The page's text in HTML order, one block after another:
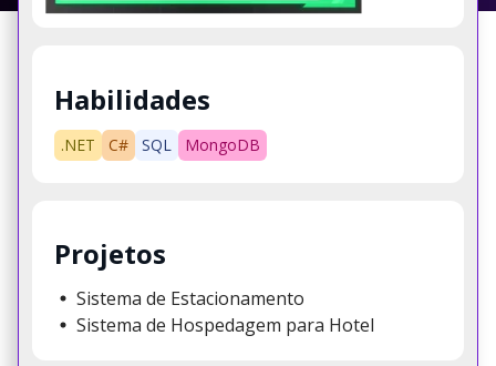
Habilidades
.NET C# SQL MongoDB
Projetos
Sistema de Estacionamento
Sistema de Hospedagem para Hotel